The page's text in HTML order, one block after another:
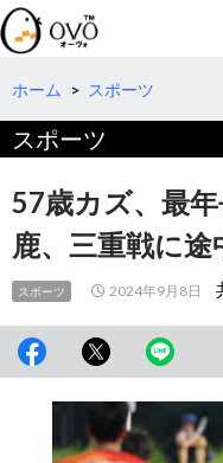
検
索
コ
テ
へ
移
動
ホーム > スポーツ
スポーツ
57歳カズ、最
鹿、三重戦に途
スポーツ 2024年9月8日